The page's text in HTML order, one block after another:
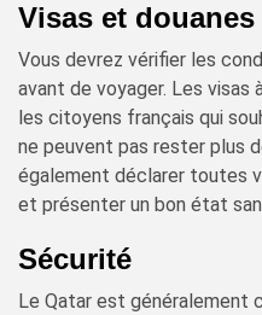
Visas et douanes
Vous devrez vérifier les
avant de voyager. Les visas
les citoyens français qui
ne peuvent pas rester plus
également déclarer toutes
et présenter un bon état
Sécurité
Le Qatar est généralement